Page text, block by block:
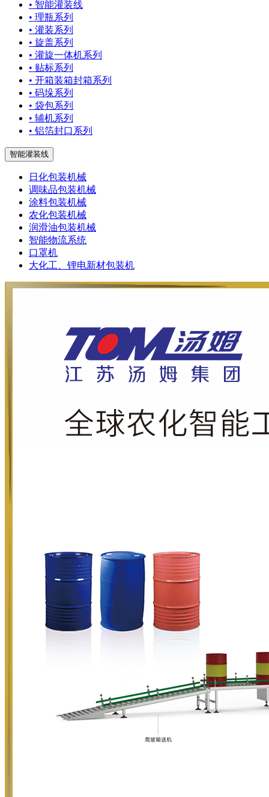
• 智能灌装线
• 理瓶系列
• 灌装系列
• 旋盖系列
• 灌旋一体机系列
• 贴标系列
• 开箱装箱封箱系列
• 码垛系列
• 袋包系列
• 辅机系列
• 铝箔封口系列
智能灌装线
日化包装机械
调味品包装机械
涂料包装机械
农化包装机械
润滑油包装机械
智能物流系统
口罩机
大化工、锂电新材包装机